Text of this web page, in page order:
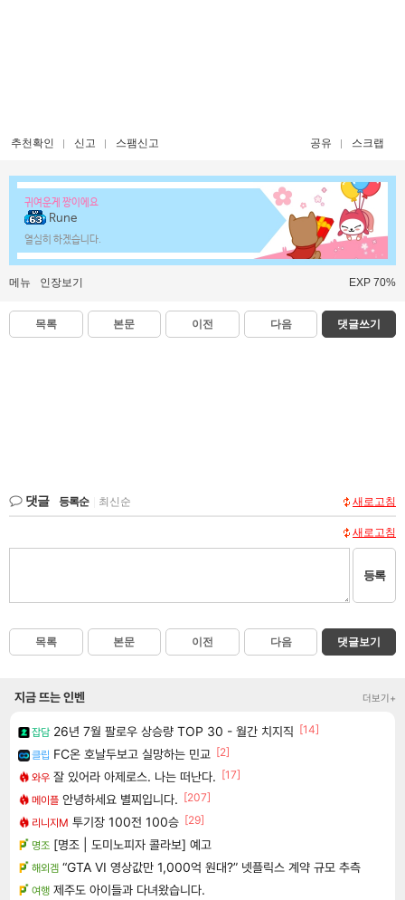
추천확인 신고 스팸신고 공유 스크랩
귀여운게 짱이에요
Rune
열심히 하겠습니다.
메뉴 인장보기 EXP 70%
목록 본문 이전 다음 댓글쓰기
댓글 등록순 최신순 새로고침
새로고침
등록
목록 본문 이전 다음 댓글보기
지금 뜨는 인벤 더보기+
잡담 26년 7월 팔로우 상승량 TOP 30 - 월간 치지직 [14]
클립 FC온 호날두보고 실망하는 민교 [2]
와우 잘 있어라 아제로스. 나는 떠난다. [17]
메이플 안녕하세요 별찌입니다. [207]
리니지M 투기장 100전 100승 [29]
명조 [명조 | 도미노피자 콜라보] 예고
해외겜 “GTA VI 영상값만 1,000억 원대?” 넷플릭스 계약 규모 추측
여행 제주도 아이들과 다녀왔습니다.